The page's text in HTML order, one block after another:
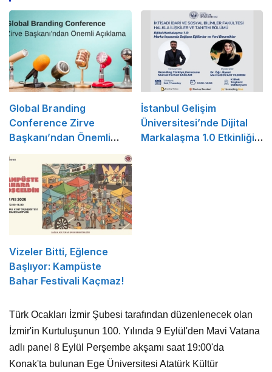
Global Branding
Conference Zirve
Başkanı’ndan Önemli
Açıklama
İstanbul Gelişim
Üniversitesi’nde Dijital
Markalaşma 1.0 Etkinliği
Vizeler Bitti, Eğlence
Başlıyor: Kampüste
Bahar Festivali Kaçmaz!
Türk Ocakları İzmir Şubesi tarafından düzenlenecek olan
İzmir'in Kurtuluşunun 100. Yılında 9 Eylül'den Mavi Vatana
adlı panel 8 Eylül Perşembe akşamı saat 19:00'da
Konak'ta bulunan Ege Üniversitesi Atatürk Kültür